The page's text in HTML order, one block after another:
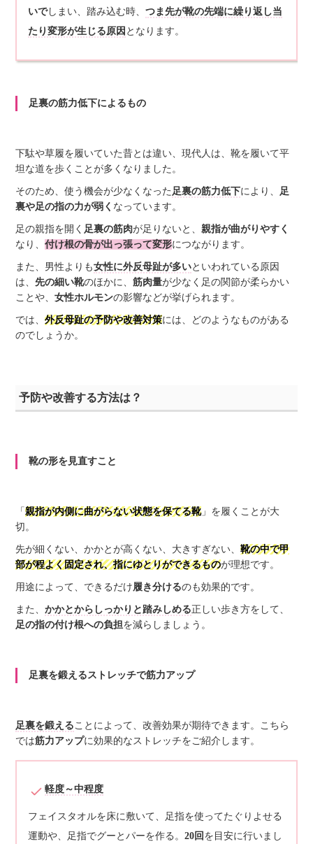
いでしまい、踏み込む時、つま先が靴の先端に繰り返し当
たり変形が生じる原因 となります。
足裏の筋力低下によるもの
下駄や草履を履いていた昔とは違い、現代人は、靴を履いて平
坦な道を歩くことが多くなりました。
そのため、使う機会が少なくなった 足裏の筋力低下により、 足
裏や足の指の力が弱く なっています。
足の親指を開く 足裏の筋肉が足りないと、親指が曲がりやすく
なり、付け根の骨が出っ張って変形につながります。
また、男性よりも女性に外反母趾が多いといわれている原因
は、先の細い靴のほかに、筋肉量が少なく足の関節が柔らかい
ことや、女性ホルモンの影響などが挙げられます。
では、外反母趾の予防や改善対策には、どのようなものがある
のでしょうか。
予防や改善する方法は？
靴の形を見直すこと
「親指が内側に曲がらない状態を保てる靴」を履くことが大
切。
先が細くない、かかとが高くない、大きすぎない、靴の中で甲
部が程よく固定され、指にゆとりができるものが理想です。
用途によって、できるだけ履き分けるのも効果的です。
また、かかとからしっかりと踏みしめる正しい歩き方をして、
足の指の付け根への負担を減らしましょう。
足裏を鍛えるストレッチで筋力アップ
足裏を鍛えることによって、改善効果が期待できます。こちら
では筋力アップに効果的なストレッチをご紹介します。
軽度～中程度
フェイスタオルを床に敷いて、足指を使ってたぐりよせる
運動や、足指でグーとパーを作る。20回 を目安に行いまし